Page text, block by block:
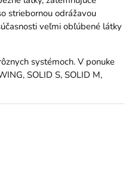
striebornou odrážavou
veľmi obľúbené látky
systémoch. V ponuke
SOLID S, SOLID M,